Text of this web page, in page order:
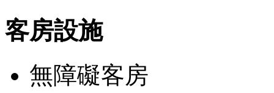
客房設施
無障礙客房